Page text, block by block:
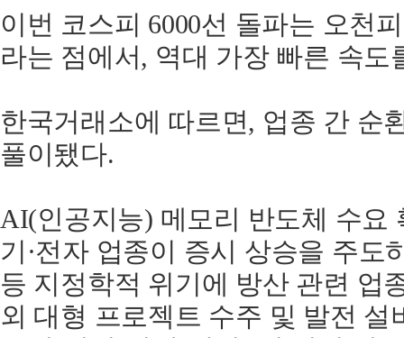
이번 코스피 6000선 돌파는 오천
라는 점에서, 역대 가장 빠른 속도
한국거래소에 따르면, 업종 간 순
풀이됐다.
AI(인공지능) 메모리 반도체 수요
기·전자 업종이 증시 상승을 주도
등 지정학적 위기에 방산 관련 업
외 대형 프로젝트 수주 및 발전 설